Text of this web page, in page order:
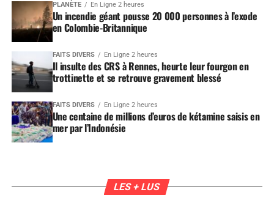
PLANÈTE En Ligne 2 heures
Un incendie géant pousse 20 000 personnes à l’exode
en Colombie-Britannique
FAITS DIVERS En Ligne 2 heures
Il insulte des CRS à Rennes, heurte leur fourgon en
trottinette et se retrouve gravement blessé
FAITS DIVERS En Ligne 2 heures
Une centaine de millions d’euros de kétamine saisis en
mer par l’Indonésie
LES + LUS